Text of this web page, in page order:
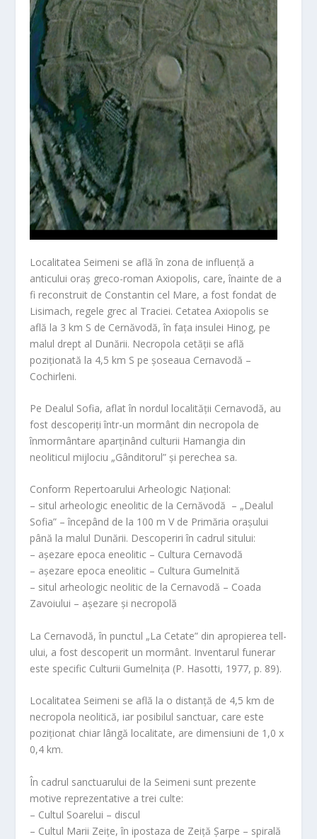
Localitatea Seimeni se află în zona de influență a
anticului oraș greco-roman Axiopolis, care, înainte de a
fi reconstruit de Constantin cel Mare, a fost fondat de
Lisimach, regele grec al Traciei. Cetatea Axiopolis se
află la 3 km S de Cernăvodă, în fața insulei Hinog, pe
malul drept al Dunării. Necropola cetății se află
poziționată la 4,5 km S pe șoseaua Cernavodă –
Cochirleni.
Pe Dealul Sofia, aflat în nordul localității Cernavodă, au
fost descoperiți într-un mormânt din necropola de
înmormântare aparținând culturii Hamangia din
neoliticul mijlociu „Gânditorul” și perechea sa.
Conform Repertoarului Arheologic Național:
– situl arheologic eneolitic de la Cernăvodă – „Dealul
Sofia” – începând de la 100 m V de Primăria orașului
până la malul Dunării. Descoperiri în cadrul sitului:
– așezare epoca eneolitic – Cultura Cernavodă
– așezare epoca eneolitic – Cultura Gumelnită
– situl arheologic neolitic de la Cernavodă – Coada
Zavoiului – așezare și necropolă
La Cernavodă, în punctul „La Cetate” din apropierea tell-
ului, a fost descoperit un mormânt. Inventarul funerar
este specific Culturii Gumelnița (P. Hasotti, 1977, p. 89).
Localitatea Seimeni se află la o distanță de 4,5 km de
necropola neolitică, iar posibilul sanctuar, care este
poziționat chiar lângă localitate, are dimensiuni de 1,0 x
0,4 km.
În cadrul sanctuarului de la Seimeni sunt prezente
motive reprezentative a trei culte:
– Cultul Soarelui – discul
– Cultul Marii Zeițe, în ipostaza de Zeiță Șarpe – spirală